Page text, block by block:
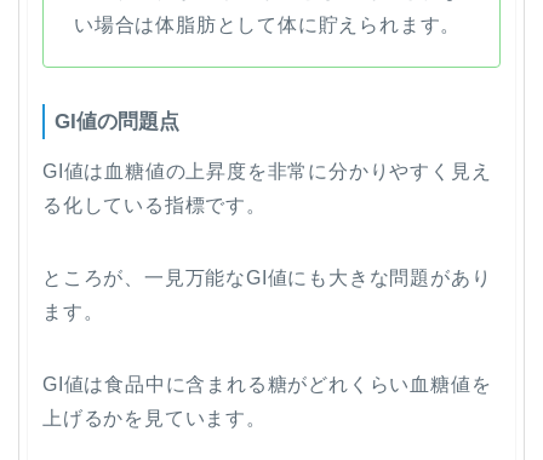
い場合は体脂肪として体に貯えられます。
GI値の問題点
GI値は血糖値の上昇度を非常に分かりやすく見え
る化している指標です。
ところが、一見万能なGI値にも大きな問題があり
ます。
GI値は食品中に含まれる糖がどれくらい血糖値を
上げるかを見ています。